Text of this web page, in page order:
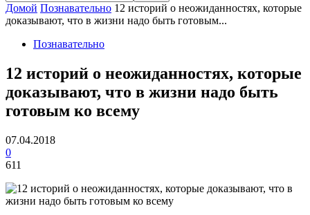
Домой Познавательно 12 историй о неожиданностях, которые
доказывают, что в жизни надо быть готовым...
Познавательно
12 историй о неожиданностях, которые
доказывают, что в жизни надо быть
готовым ко всему
07.04.2018
0
611